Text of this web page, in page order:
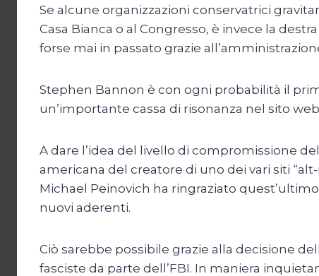
Se alcune organizzazioni conservatrici
Casa Bianca o al Congresso, è invece la
forse mai in passato grazie
Stephen Bannon è con ogni probabilità il
un’importante cassa di risonanza nel sito web
A dare l’idea del livello di compromissione
americana del creatore di uno dei vari siti
Michael Peinovich ha ringraziato
nuovi aderenti.
Ciò sarebbe possibile grazie alla decisione
fasciste da parte dell’FBI. In maniera